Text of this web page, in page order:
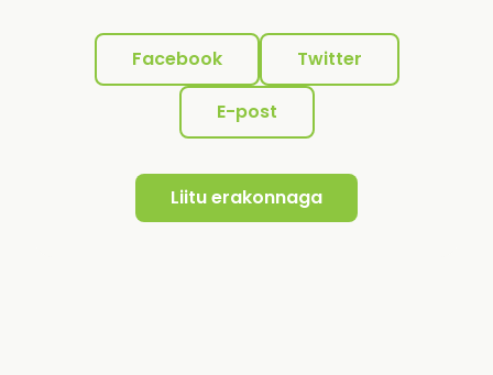
Facebook Twitter
E-post
Liitu erakonnaga